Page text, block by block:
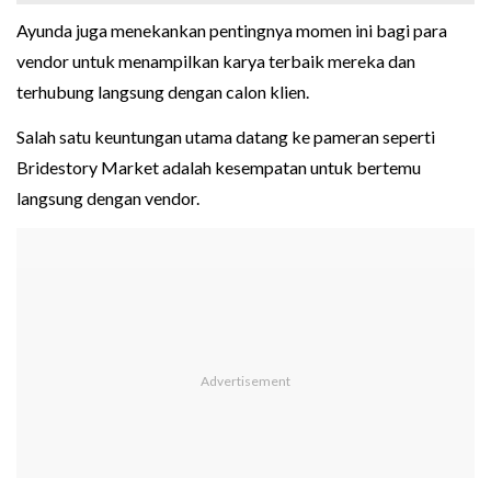
Ayunda juga menekankan pentingnya momen ini bagi para
vendor untuk menampilkan karya terbaik mereka dan
terhubung langsung dengan calon klien.
Salah satu keuntungan utama datang ke pameran seperti
Bridestory Market adalah kesempatan untuk bertemu
langsung dengan vendor.